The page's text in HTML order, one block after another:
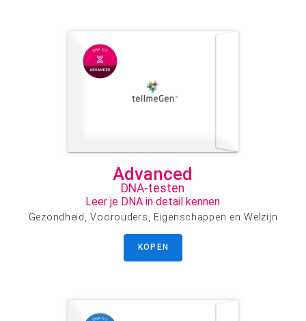
Advanced
DNA-testen
Leer je DNA in detail kennen
Gezondheid, Voorouders, Eigenschappen en Welzijn
KOPEN